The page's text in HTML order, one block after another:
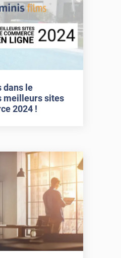
dans le
meilleurs sites
2024 !